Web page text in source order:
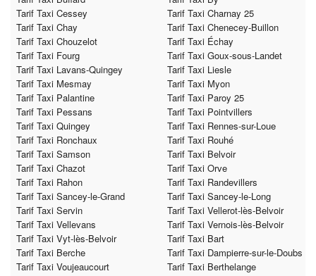
Tarif Taxi Cessey
Tarif Taxi Charnay 25
Tarif Taxi Chay
Tarif Taxi Chenecey-Buillon
Tarif Taxi Chouzelot
Tarif Taxi Échay
Tarif Taxi Fourg
Tarif Taxi Goux-sous-Landet
Tarif Taxi Lavans-Quingey
Tarif Taxi Liesle
Tarif Taxi Mesmay
Tarif Taxi Myon
Tarif Taxi Palantine
Tarif Taxi Paroy 25
Tarif Taxi Pessans
Tarif Taxi Pointvillers
Tarif Taxi Quingey
Tarif Taxi Rennes-sur-Loue
Tarif Taxi Ronchaux
Tarif Taxi Rouhé
Tarif Taxi Samson
Tarif Taxi Belvoir
Tarif Taxi Chazot
Tarif Taxi Orve
Tarif Taxi Rahon
Tarif Taxi Randevillers
Tarif Taxi Sancey-le-Grand
Tarif Taxi Sancey-le-Long
Tarif Taxi Servin
Tarif Taxi Vellerot-lès-Belvoir
Tarif Taxi Vellevans
Tarif Taxi Vernois-lès-Belvoir
Tarif Taxi Vyt-lès-Belvoir
Tarif Taxi Bart
Tarif Taxi Berche
Tarif Taxi Dampierre-sur-le-Doubs
Tarif Taxi Voujeaucourt
Tarif Taxi Berthelange